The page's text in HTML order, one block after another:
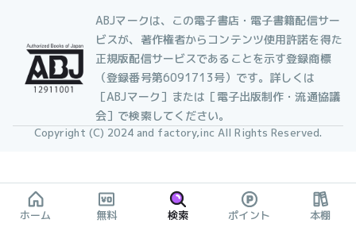
ABJマークは、この電子書店・電子書籍配信サー
ビスが、著作権者からコンテンツ使用許諾を得た
正規版配信サービスであることを示す登録商標
（登録番号第6091713号）です。詳しくは
［ABJマーク］または［電子出版制作・流通協議
会］で検索してください。
Copyright (C) 2024 and factory,inc All Rights Reserved.
ホーム 無料 検索 ポイント 本棚